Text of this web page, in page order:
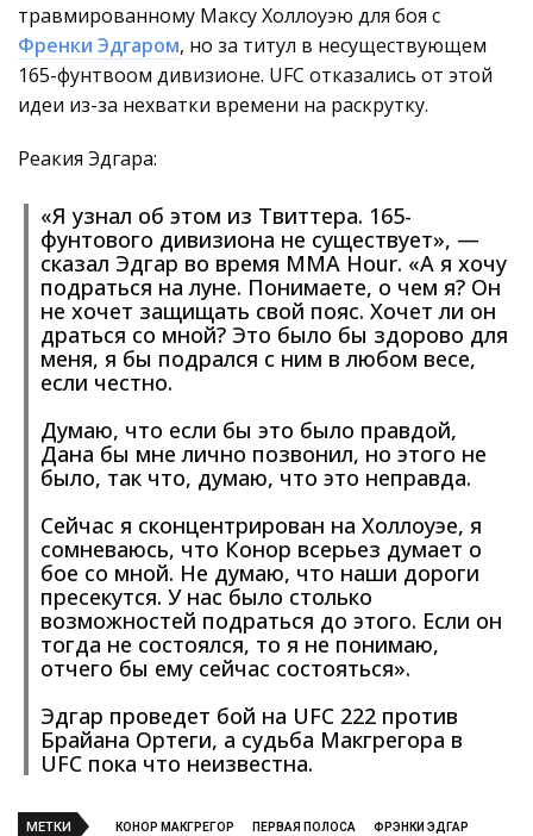
травмированному Максу Холлоуэю для боя с
Френки Эдгаром, но за титул в несуществующем
165-фунтвоом дивизионе. UFC отказались от этой
идеи из-за нехватки времени на раскрутку.
Реакия Эдгара:
«Я узнал об этом из Твиттера. 165-
фунтового дивизиона не существует», —
сказал Эдгар во время MMA Hour. «А я хочу
подраться на луне. Понимаете, о чем я? Он
не хочет защищать свой пояс. Хочет ли он
драться со мной? Это было бы здорово для
меня, я бы подрался с ним в любом весе,
если честно.
Думаю, что если бы это было правдой,
Дана бы мне лично позвонил, но этого не
было, так что, думаю, что это неправда.
Сейчас я сконцентрирован на Холлоуэе, я
сомневаюсь, что Конор всерьез думает о
бое со мной. Не думаю, что наши дороги
пресекутся. У нас было столько
возможностей подраться до этого. Если он
тогда не состоялся, то я не понимаю,
отчего бы ему сейчас состояться».
Эдгар проведет бой на UFC 222 против
Брайана Ортеги, а судьба Макгрегора в
UFC пока что неизвестна.
МЕТКИ КОНОР МАКГРЕГОР ПЕРВАЯ ПОЛОСА ФРЭНКИ ЭДГАР